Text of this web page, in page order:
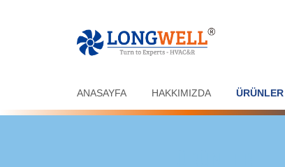
ANASAYFA HAKKIMIZDA ÜRÜNLER